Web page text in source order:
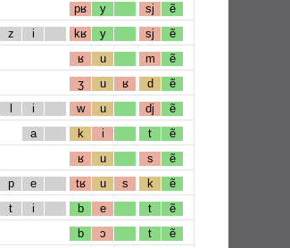
pʁ y sj ẽ
z i kʁ y sj ẽ
ʁ u m ẽ
ʒ u ʁ d ẽ
l i w u dj ẽ
a k i t ẽ
ʁ u s ẽ
p e tʁ u s k ẽ
t i b e t ẽ
b ɔ t ẽ